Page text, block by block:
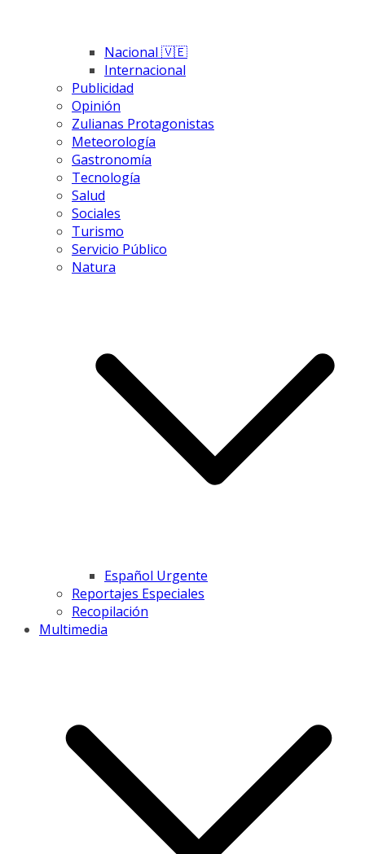
Nacional 🇻🇪
Internacional
Publicidad
Opinión
Zulianas Protagonistas
Meteorología
Gastronomía
Tecnología
Salud
Sociales
Turismo
Servicio Público
Natura
Español Urgente
Reportajes Especiales
Recopilación
Multimedia